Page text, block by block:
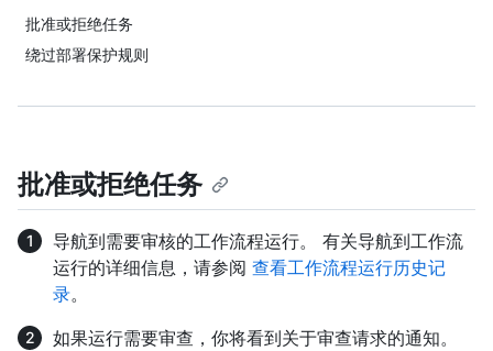
批准或拒绝任务
绕过部署保护规则
批准或拒绝任务
导航到需要审核的工作流程运行。 有关导航到工作流
运行的详细信息，请参阅 查看工作流程运行历史记
录。
如果运行需要审查，你将看到关于审查请求的通知。